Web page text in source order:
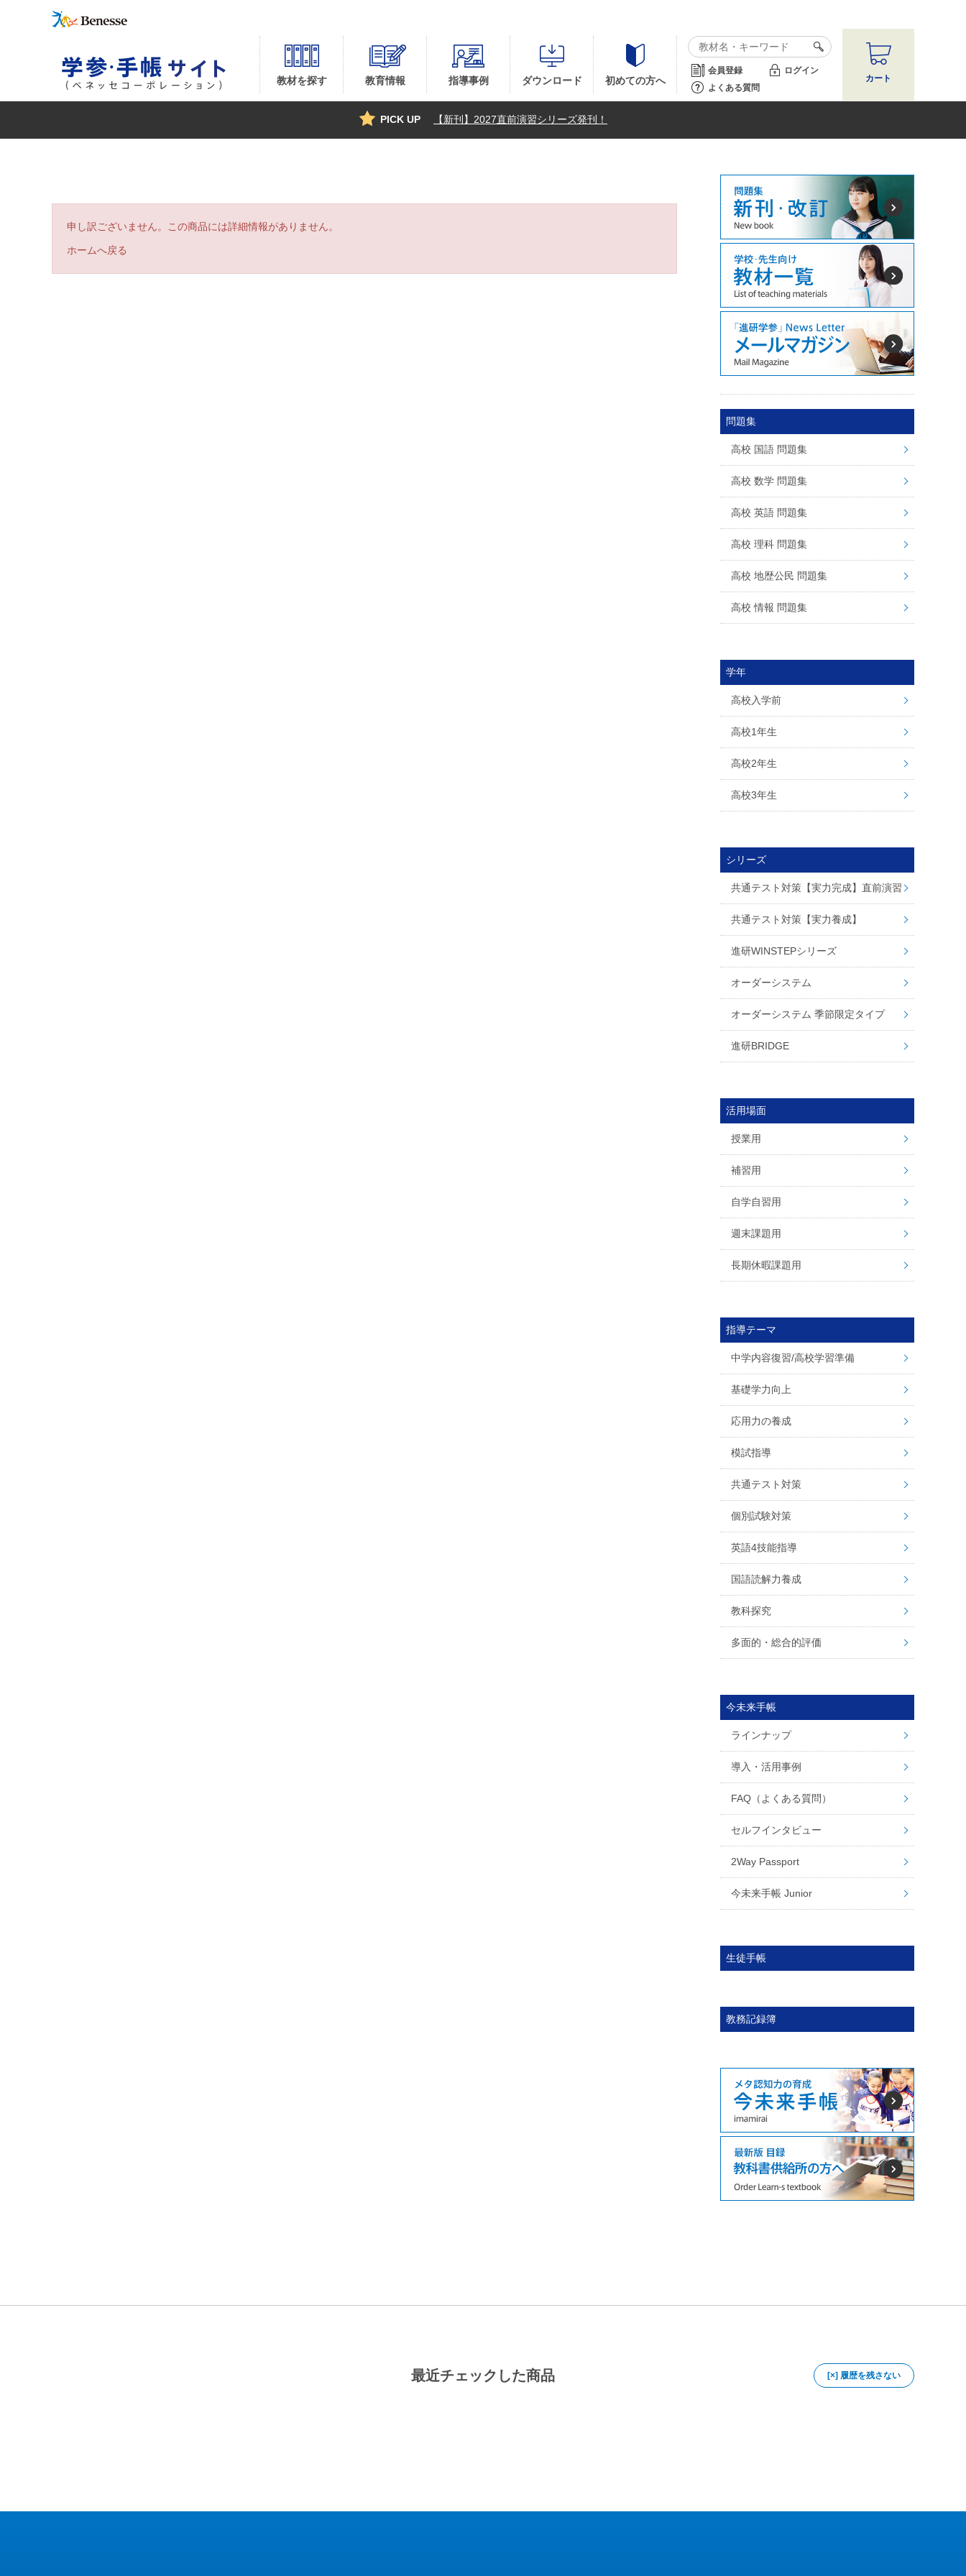
教材を探す 教育情報 指導事例 ダウンロード 初めての方へ
会員登録
ログイン
よくある質問
カート
PICK UP 【新刊】2027直前演習シリーズ発刊！
問題集
高校 国語 問題集
高校 数学 問題集
高校 英語 問題集
高校 理科 問題集
高校 地歴公民 問題集
高校 情報 問題集
学年
高校入学前
高校1年生
高校2年生
高校3年生
シリーズ
共通テスト対策【実力完成】直前演習
共通テスト対策【実力養成】
進研WINSTEPシリーズ
オーダーシステム
オーダーシステム 季節限定タイプ
進研BRIDGE
活用場面
授業用
補習用
自学自習用
週末課題用
長期休暇課題用
指導テーマ
中学内容復習/高校学習準備
基礎学力向上
応用力の養成
模試指導
共通テスト対策
個別試験対策
英語4技能指導
国語読解力養成
教科探究
多面的・総合的評価
今未来手帳
ラインナップ
導入・活用事例
FAQ（よくある質問）
セルフインタビュー
2Way Passport
今未来手帳 Junior
生徒手帳
教務記録簿
申し訳ございません。この商品には詳細情報がありません。
ホームへ戻る
最近チェックした商品 [×] 履歴を残さない